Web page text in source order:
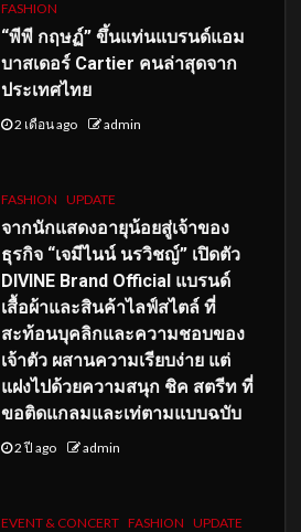
FASHION
“พีพี กฤษฏ์” ขึ้นแท่นแบรนด์แอม
บาสเดอร์ Cartier คนล่าสุดจาก
ประเทศไทย
2 เดือน ago admin
FASHION UPDATE
จากนักแสดงอายุน้อยสู่เจ้าของ
ธุรกิจ “เจมีไนน์ นรวิชญ์” เปิดตัว
DIVINE Brand Official แบรนด์
เสื้อผ้าและสินค้าไลฟ์สไตล์ ที่
สะท้อนบุคลิกและความชอบของ
เจ้าตัว ผสานความเรียบง่าย แต่
แฝงไปด้วยความสนุก ชิค สตรีท ที่
ขอติดแกลมและเท่ตามแบบฉบับ
2 ปี ago admin
EVENT & CONCERT FASHION UPDATE